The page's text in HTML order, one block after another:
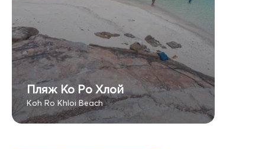
Пляж Ко Ро Хлой
Koh Ro Khloi Beach